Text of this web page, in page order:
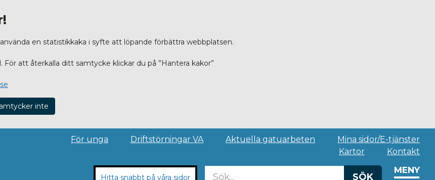
en statistikkaka i syfte att löpande förbättra webbplatsen.
För att återkalla ditt samtycke klickar du på ”Hantera kakor”
inte
För unga Driftstörningar VA Aktuella gatuarbeten
Mina sidor/E-tjänster
Kartor
Kontakt
Hitta snabbt på våra sidor SÖK
MENY